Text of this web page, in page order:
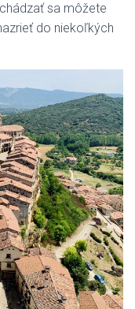
sa môžete
do niekoľkých